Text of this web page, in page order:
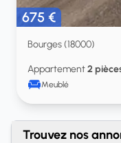
675 €
Bourges (18000)
Appartement2
Meublé
Trouvez nos